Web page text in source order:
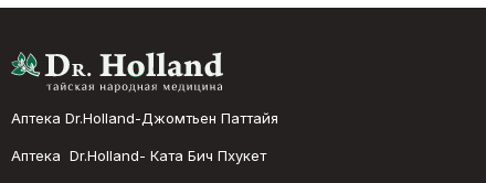
Аптека Dr.Holland-Джомтьен Паттайя
Аптека Dr.Holland- Ката Бич Пхукет